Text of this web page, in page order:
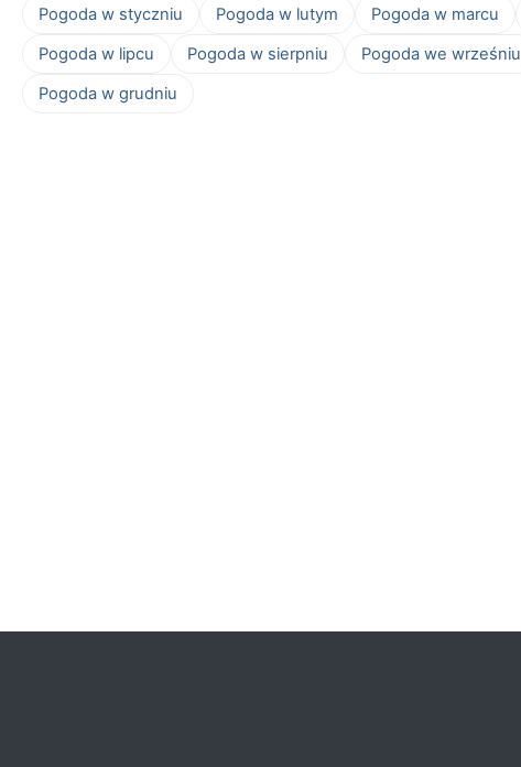
Pogoda w styczniu Pogoda w lutym Pogoda w marcu
Pogoda w lipcu
Pogoda w sierpniu Pogoda we wrześniu
Pogoda w grudniu